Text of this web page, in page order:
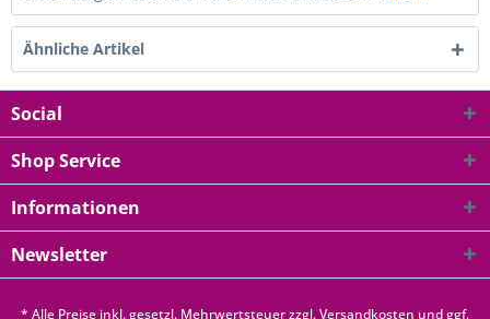
Ähnliche Artikel
Social
Shop Service
Informationen
Newsletter
* Alle Preise inkl. gesetzl. Mehrwertsteuer zzgl.Versandkosten und ggf.